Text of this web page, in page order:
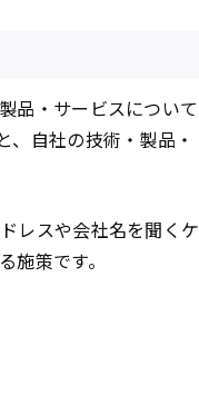
品・サービスについて
自社の技術・製品・
レスや会社名を聞くケ
策です。